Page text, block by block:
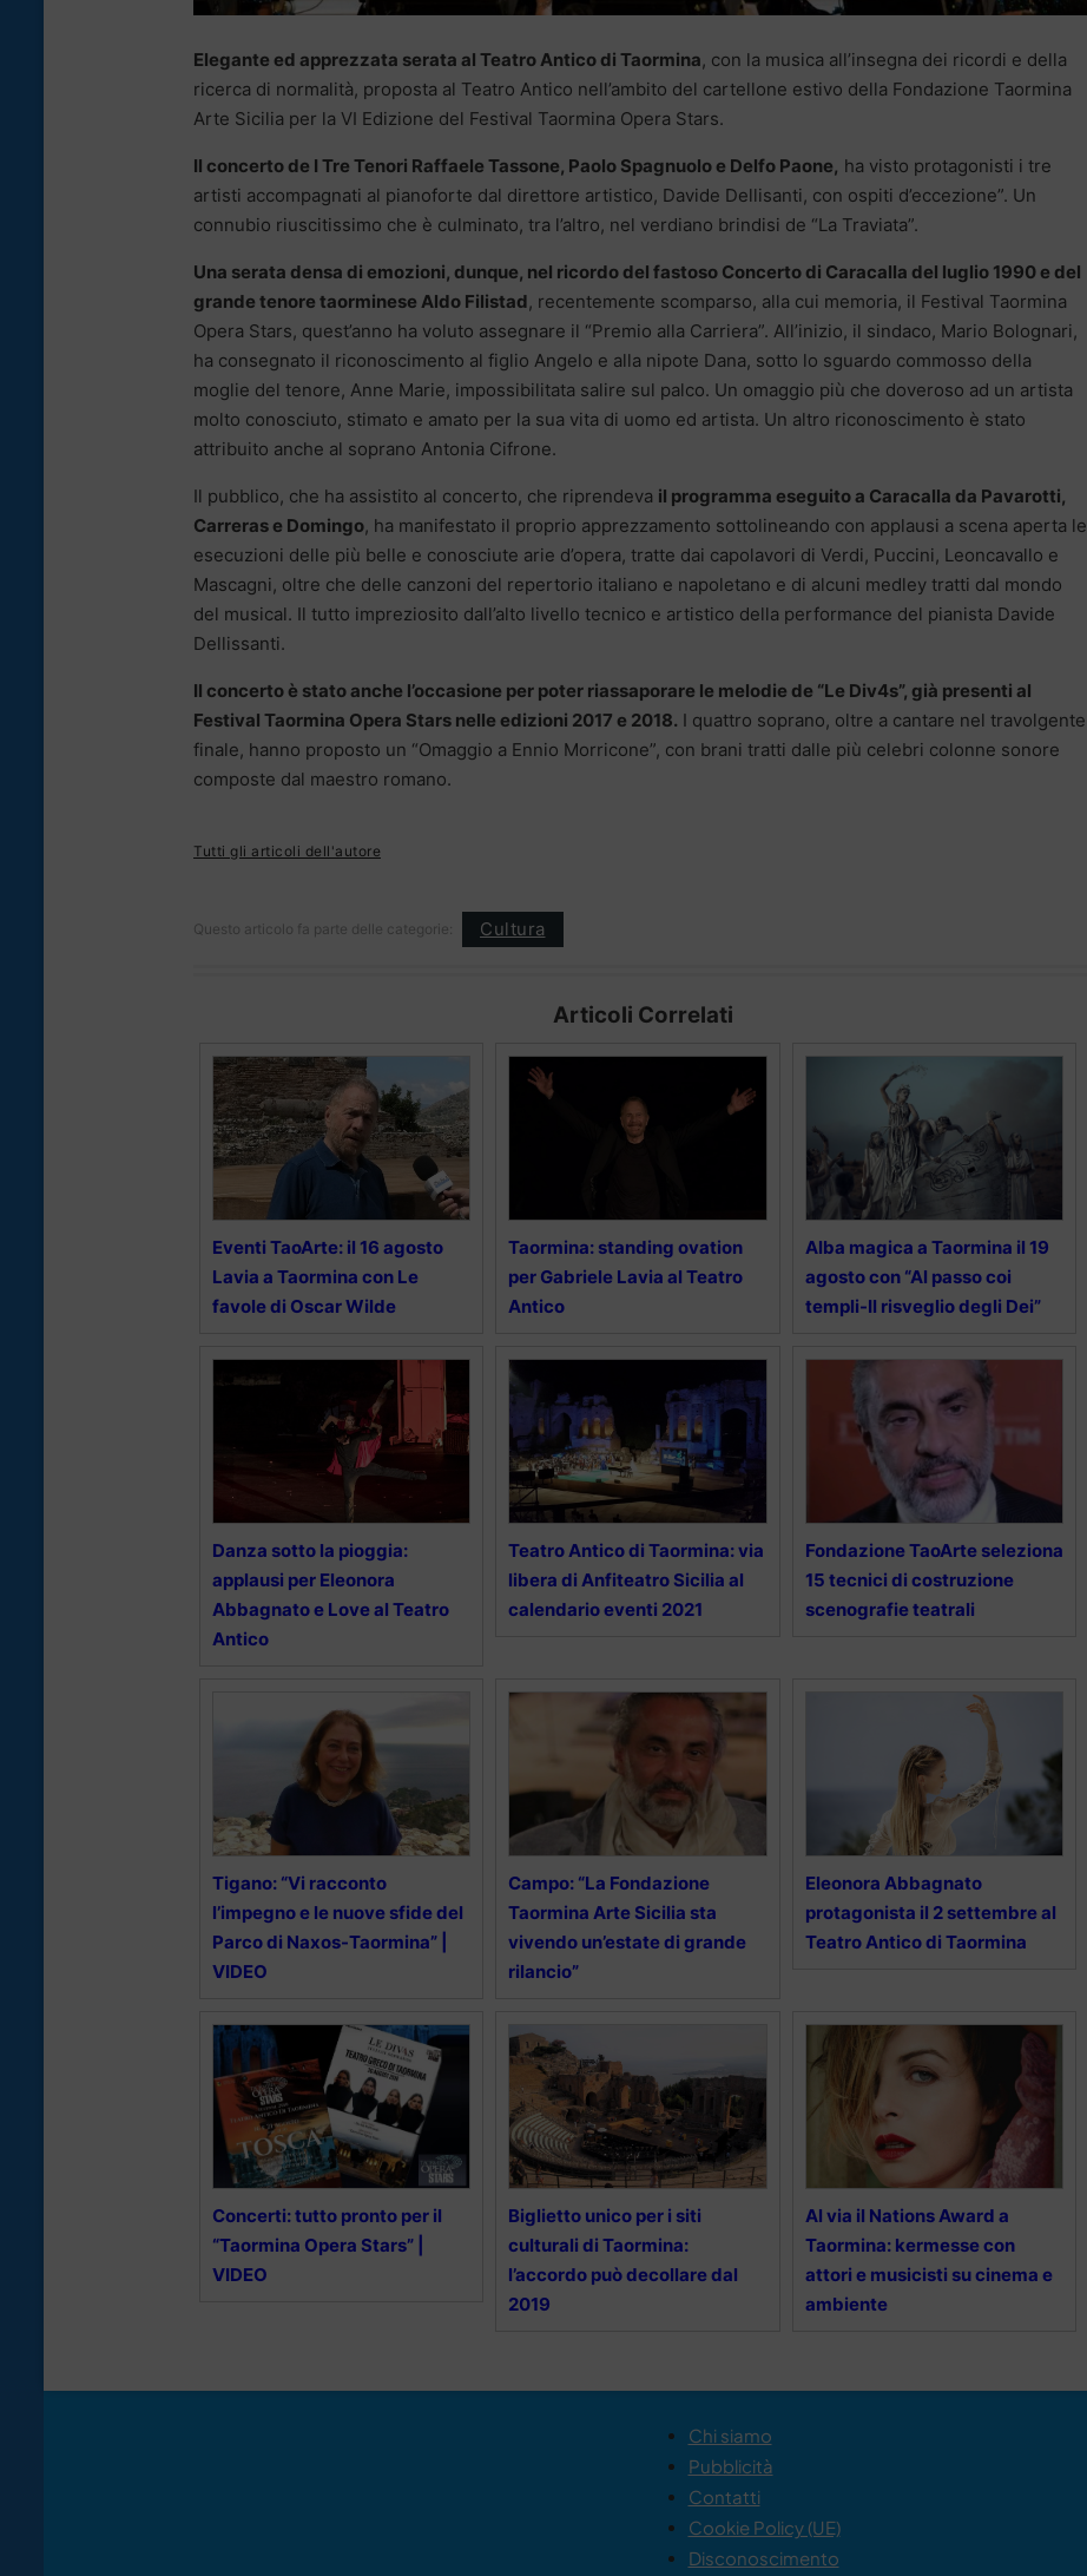
Elegante ed apprezzata serata al Teatro Antico di Taormina, con la musica all’insegna dei ricordi e della
ricerca di normalità, proposta al Teatro Antico nell’ambito del cartellone estivo della Fondazione Taormina
Arte Sicilia per la VI Edizione del Festival Taormina Opera Stars.
Il concerto de I Tre Tenori Raffaele Tassone, Paolo Spagnuolo e Delfo Paone, ha visto protagonisti i tre
artisti accompagnati al pianoforte dal direttore artistico, Davide Dellisanti, con ospiti d’eccezione”. Un
connubio riuscitissimo che è culminato, tra l’altro, nel verdiano brindisi de “La Traviata”.
Una serata densa di emozioni, dunque, nel ricordo del fastoso Concerto di Caracalla del luglio 1990 e del
grande tenore taorminese Aldo Filistad, recentemente scomparso, alla cui memoria, il Festival Taormina
Opera Stars, quest’anno ha voluto assegnare il “Premio alla Carriera”. All’inizio, il sindaco, Mario Bolognari,
ha consegnato il riconoscimento al figlio Angelo e alla nipote Dana, sotto lo sguardo commosso della
moglie del tenore, Anne Marie, impossibilitata salire sul palco. Un omaggio più che doveroso ad un artista
molto conosciuto, stimato e amato per la sua vita di uomo ed artista. Un altro riconoscimento è stato
attribuito anche al soprano Antonia Cifrone.
Il pubblico, che ha assistito al concerto, che riprendeva il programma eseguito a Caracalla da Pavarotti,
Carreras e Domingo, ha manifestato il proprio apprezzamento sottolineando con applausi a scena aperta le
esecuzioni delle più belle e conosciute arie d’opera, tratte dai capolavori di Verdi, Puccini, Leoncavallo e
Mascagni, oltre che delle canzoni del repertorio italiano e napoletano e di alcuni medley tratti dal mondo
del musical. Il tutto impreziosito dall’alto livello tecnico e artistico della performance del pianista Davide
Dellissanti.
Il concerto è stato anche l’occasione per poter riassaporare le melodie de “Le Div4s”, già presenti al
Festival Taormina Opera Stars nelle edizioni 2017 e 2018. I quattro soprano, oltre a cantare nel travolgente
finale, hanno proposto un “Omaggio a Ennio Morricone”, con brani tratti dalle più celebri colonne sonore
composte dal maestro romano.
Tutti gli articoli dell'autore
Questo articolo fa parte delle categorie: Cultura
Articoli Correlati
Eventi TaoArte: il 16 agosto
Lavia a Taormina con Le
favole di Oscar Wilde
Taormina: standing ovation
per Gabriele Lavia al Teatro
Antico
Alba magica a Taormina il 19
agosto con “Al passo coi
templi-Il risveglio degli Dei”
Danza sotto la pioggia:
applausi per Eleonora
Abbagnato e Love al Teatro
Antico
Teatro Antico di Taormina: via
libera di Anfiteatro Sicilia al
calendario eventi 2021
Fondazione TaoArte seleziona
15 tecnici di costruzione
scenografie teatrali
Tigano: “Vi racconto
l’impegno e le nuove sfide del
Parco di Naxos-Taormina” |
VIDEO
Campo: “La Fondazione
Taormina Arte Sicilia sta
vivendo un’estate di grande
rilancio”
Eleonora Abbagnato
protagonista il 2 settembre al
Teatro Antico di Taormina
Concerti: tutto pronto per il
“Taormina Opera Stars” |
VIDEO
Biglietto unico per i siti
culturali di Taormina:
l’accordo può decollare dal
2019
Al via il Nations Award a
Taormina: kermesse con
attori e musicisti su cinema e
ambiente
Chi siamo
Pubblicità
Contatti
Cookie Policy (UE)
Disconoscimento